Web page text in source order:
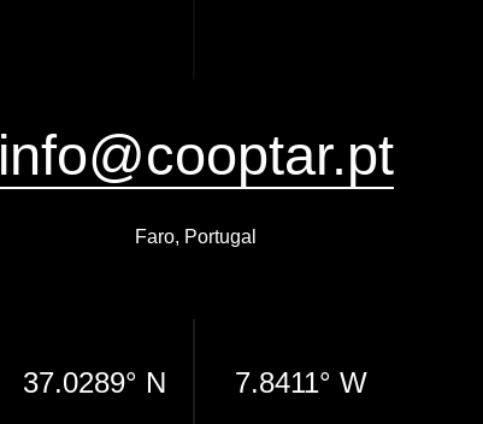
info@cooptar.pt
Faro, Portugal
37.0289° N 7.8411° W